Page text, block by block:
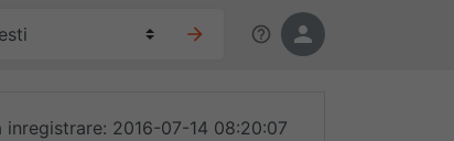
inregistrare: 2016-07-14 08:20:07